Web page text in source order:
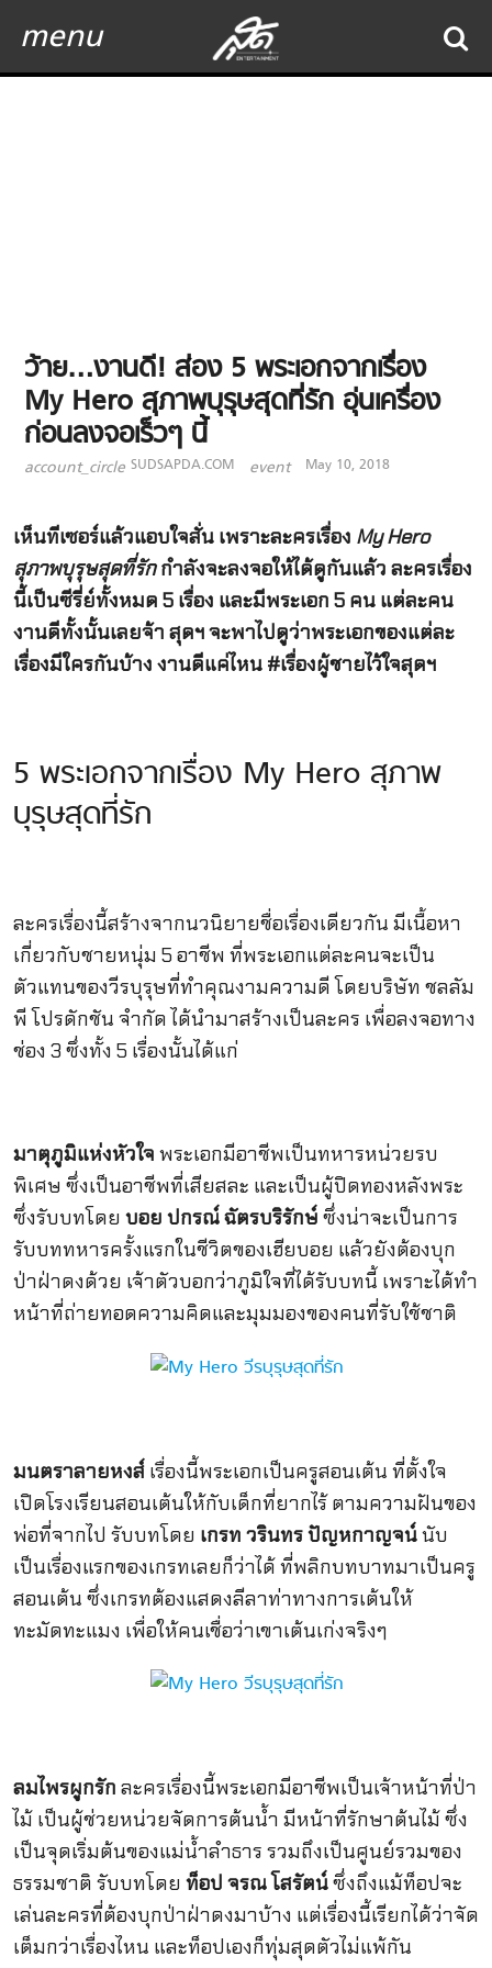
menu
ว้าย…งานดี! ส่อง 5 พระเอกจากเรื่อง
My Hero สุภาพบุรุษสุดที่รัก อุ่นเครื่อง
ก่อนลงจอเร็วๆ นี้
account_circle SUDSAPDA.COM event May 10, 2018
เห็นทีเซอร์แล้วแอบใจสั่น เพราะละครเรื่อง My Hero
สุภาพบุรุษสุดที่รักกำลังจะลงจอให้ได้ดูกันแล้ว ละครเรื่อง
นี้เป็นซีรี่ย์ทั้งหมด 5 เรื่อง และมีพระเอก 5 คน แต่ละคน
งานดีทั้งนั้นเลยจ้า สุดฯ จะพาไปดูว่าพระเอกของแต่ละ
เรื่องมีใครกันบ้าง งานดีแค่ไหน #เรื่องผู้ชายไว้ใจสุดฯ
5 พระเอกจากเรื่อง My Hero สุภาพ
บุรุษสุดที่รัก
ละครเรื่องนี้สร้างจากนวนิยายชื่อเรื่องเดียวกัน มีเนื้อหา
เกี่ยวกับชายหนุ่ม 5 อาชีพ ที่พระเอกแต่ละคนจะเป็น
ตัวแทนของวีรบุรุษที่ทำคุณงามความดี โดยบริษัท ชลลัม
พี โปรดักชัน จำกัด ได้นำมาสร้างเป็นละคร เพื่อลงจอทาง
ช่อง 3 ซึ่งทั้ง 5 เรื่องนั้นได้แก่
มาตุภูมิแห่งหัวใจ พระเอกมีอาชีพเป็นทหารหน่วยรบ
พิเศษ ซึ่งเป็นอาชีพที่เสียสละ และเป็นผู้ปิดทองหลังพระ
ซึ่งรับบทโดย บอย ปกรณ์ ฉัตรบริรักษ์ ซึ่งน่าจะเป็นการ
รับบททหารครั้งแรกในชีวิตของเฮียบอย แล้วยังต้องบุก
ป่าฝ่าดงด้วย เจ้าตัวบอกว่าภูมิใจที่ได้รับบทนี้ เพราะได้ทำ
หน้าที่ถ่ายทอดความคิดและมุมมองของคนที่รับใช้ชาติ
มนตราลายหงส์ เรื่องนี้พระเอกเป็นครูสอนเต้น ที่ตั้งใจ
เปิดโรงเรียนสอนเต้นให้กับเด็กที่ยากไร้ ตามความฝันของ
พ่อที่จากไป รับบทโดย เกรท วรินทร ปัญหกาญจน์นับ
เป็นเรื่องแรกของเกรทเลยก็ว่าได้ ที่พลิกบทบาทมาเป็นครู
สอนเต้น ซึ่งเกรทต้องแสดงลีลาท่าทางการเต้นให้
ทะมัดทะแมง เพื่อให้คนเชื่อว่าเขาเต้นเก่งจริงๆ
ลมไพรผูกรัก ละครเรื่องนี้พระเอกมีอาชีพเป็นเจ้าหน้าที่ป่า
ไม้ เป็นผู้ช่วยหน่วยจัดการต้นน้ำ มีหน้าที่รักษาต้นไม้ ซึ่ง
เป็นจุดเริ่มต้นของแม่น้ำลำธาร รวมถึงเป็นศูนย์รวมของ
ธรรมชาติ รับบทโดย ท็อป จรณ โสรัตน์ซึ่งถึงแม้ท็อปจะ
เล่นละครที่ต้องบุกป่าฝ่าดงมาบ้าง แต่เรื่องนี้เรียกได้ว่าจัด
เต็มกว่าเรื่องไหน และท็อปเองก็ทุ่มสุดตัวไม่แพ้กัน